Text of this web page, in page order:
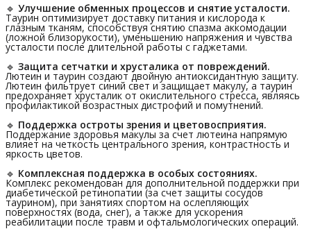
🔹 Улучшение обменных процессов и снятие усталости.
Таурин оптимизирует доставку питания и кислорода к
глазным тканям, способствуя снятию спазма аккомодации
(ложной близорукости), уменьшению напряжения и чувства
усталости после длительной работы с гаджетами.
🔹 Защита сетчатки и хрусталика от повреждений.
Лютеин и таурин создают двойную антиоксидантную защиту.
Лютеин фильтрует синий свет и защищает макулу, а таурин
предохраняет хрусталик от окислительного стресса, являясь
профилактикой возрастных дистрофий и помутнений.
🔹 Поддержка остроты зрения и цветовосприятия.
Поддержание здоровья макулы за счет лютеина напрямую
влияет на четкость центрального зрения, контрастность и
яркость цветов.
🔹 Комплексная поддержка в особых состояниях.
Комплекс рекомендован для дополнительной поддержки при
диабетической ретинопатии (за счет защиты сосудов
таурином), при занятиях спортом на ослепляющих
поверхностях (вода, снег), а также для ускорения
реабилитации после травм и офтальмологических операций.